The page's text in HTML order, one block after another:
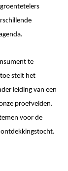
te
stelt het
leiding van een
proefvelden.
voor de